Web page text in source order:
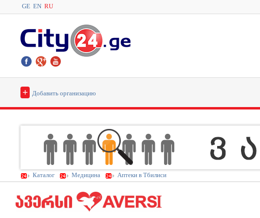
GE EN RU
+ Добавить организацию
Каталог Медицина Аптеки в Тбилиси